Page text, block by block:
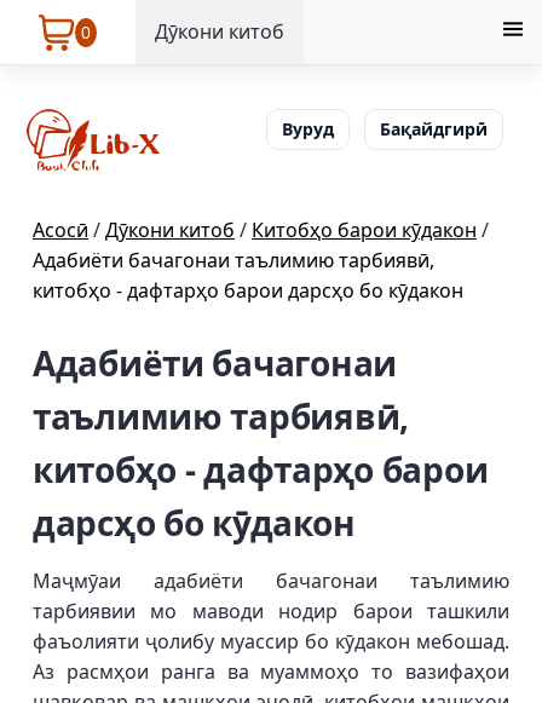
0 Дӯкони китоб
Вуруд Бақайдгирӣ
Асосӣ /Дӯкони китоб / Китобҳо барои кӯдакон /
Адабиёти бачагонаи таълимию тарбиявӣ,
китобҳо - дафтарҳо барои дарсҳо бо кӯдакон
Адабиёти бачагонаи
таълимию тарбиявӣ,
китобҳо - дафтарҳо барои
дарсҳо бо кӯдакон
Маҷмӯаи адабиёти бачагонаи таълимию
тарбиявии мо маводи нодир барои ташкили
фаъолияти ҷолибу муассир бо кӯдакон мебошад.
Аз расмҳои ранга ва муаммоҳо то вазифаҳои